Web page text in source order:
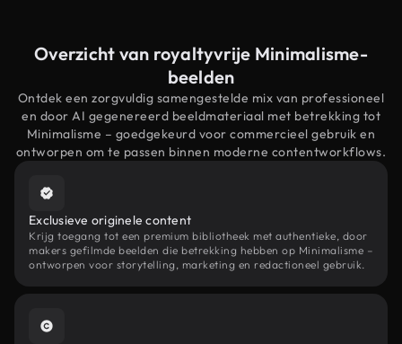
Overzicht van royaltyvrije Minimalisme-
beelden
Ontdek een zorgvuldig samengestelde mix van professioneel
en door AI gegenereerd beeldmateriaal met betrekking tot
Minimalisme – goedgekeurd voor commercieel gebruik en
ontworpen om te passen binnen moderne contentworkflows.
Exclusieve originele content
Krijg toegang tot een premium bibliotheek met authentieke, door
makers gefilmde beelden die betrekking hebben op Minimalisme –
ontworpen voor storytelling, marketing en redactioneel gebruik.